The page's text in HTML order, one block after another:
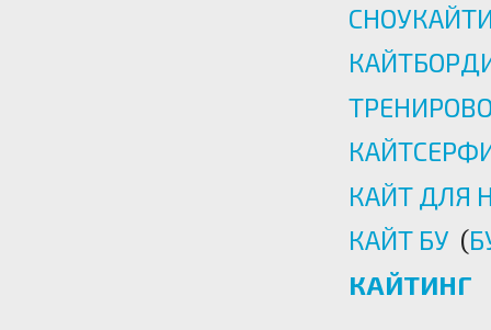
КАЙТ ДЛЯ
КАЙТ БУ (
КАЙТИНГ